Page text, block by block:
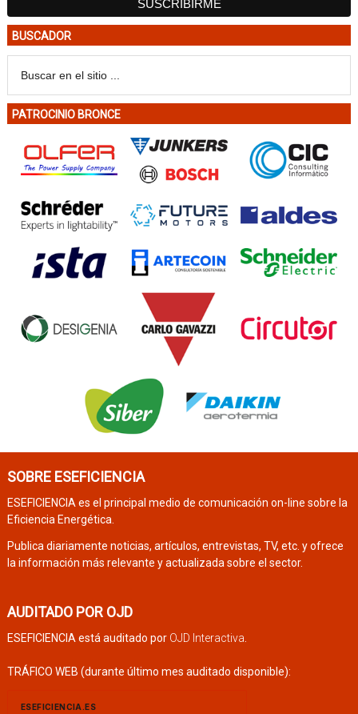
BUSCADOR
PATROCINIO BRONCE
SOBRE ESEFICIENCIA
ESEFICIENCIA es el principal medio de comunicación on-line sobre la
Eficiencia Energética.
Publica diariamente noticias, artículos, entrevistas, TV, etc. y ofrece
la información más relevante y actualizada sobre el sector.
AUDITADO POR OJD
ESEFICIENCIA está auditado por OJD Interactiva
TRÁFICO WEB (durante último mes auditado disponible):